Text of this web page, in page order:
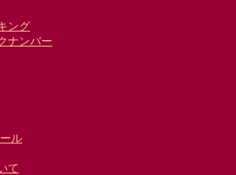
ング
ナンバー
ル
て